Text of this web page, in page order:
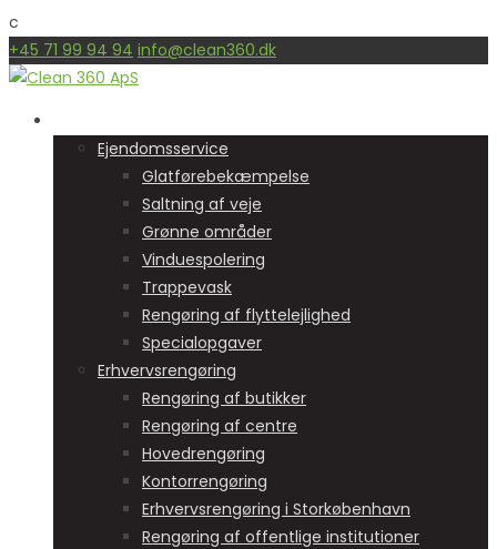
c
+45 71 99 94 94 info@clean360.dk
Ejendomsservice
Glatførebekæmpelse
Saltning af veje
Grønne områder
Vinduespolering
Trappevask
Rengøring af flyttelejlighed
Specialopgaver
Erhvervsrengøring
Rengøring af butikker
Rengøring af centre
Hovedrengøring
Kontorrengøring
Erhvervsrengøring i Storkøbenhavn
Rengøring af offentlige institutioner